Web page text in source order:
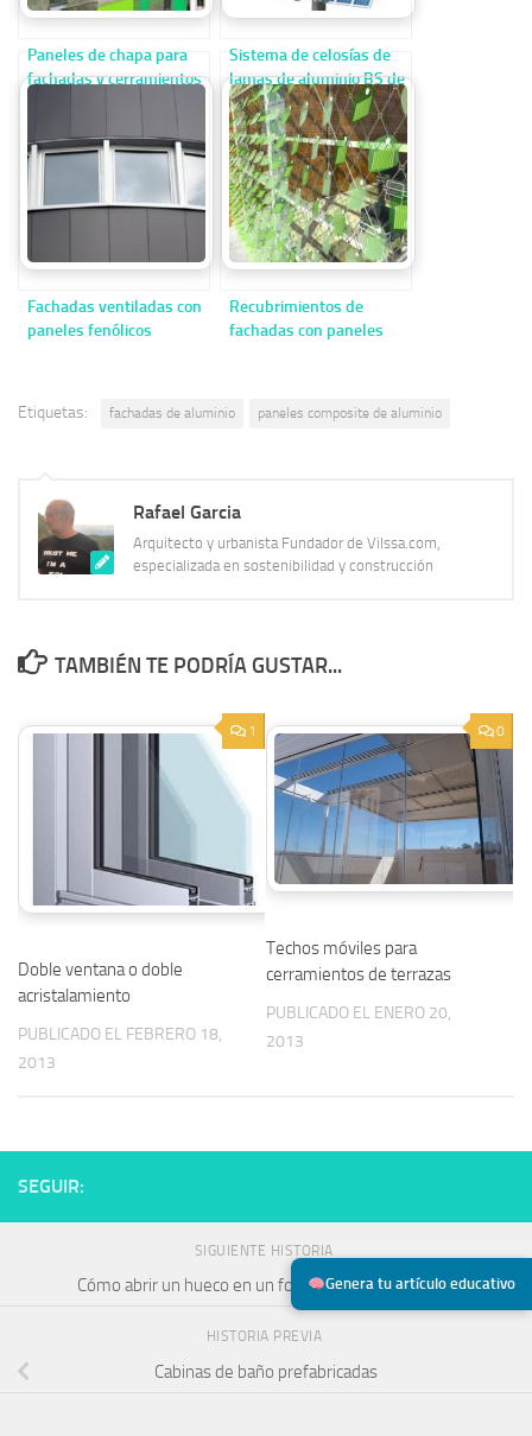
Genera tu artículo educativo
Paneles de chapa para
fachadas y cerramientos
Sistema de celosías de
lamas de aluminio BS de
reynaers
Fachadas ventiladas con
paneles fenólicos
Recubrimientos de
fachadas con paneles
Etiquetas: fachadas de aluminio paneles composite de aluminio
Rafael Garcia
Arquitecto y urbanista Fundador de Vilssa.com,
especializada en sostenibilidad y construcción
TAMBIÉN TE PODRÍA GUSTAR...
1
Doble ventana o doble
acristalamiento
PUBLICADO EL FEBRERO 18,
2013
0
Techos móviles para
cerramientos de terrazas
PUBLICADO EL ENERO 20,
2013
SEGUIR:
SIGUIENTE HISTORIA
Cómo abrir un hueco en un forjado de forma segura
HISTORIA PREVIA
Cabinas de baño prefabricadas